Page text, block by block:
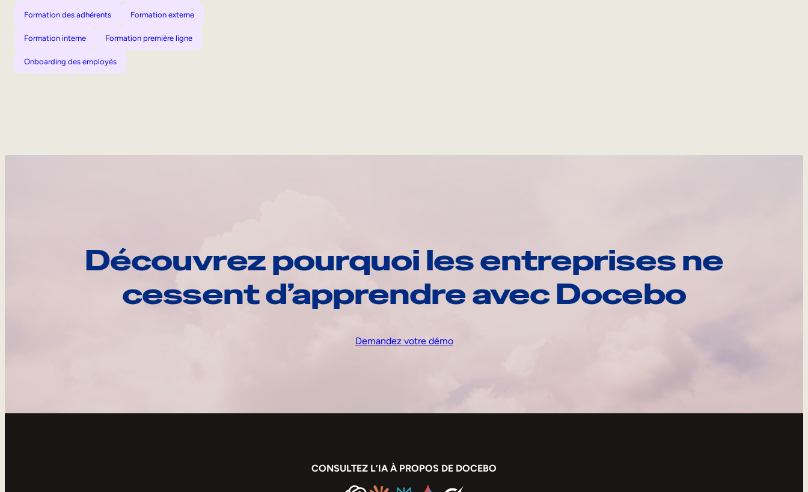
Formation des adhérents Formation externe
Formation interne Formation première ligne
Onboarding des employés
Découvrez pourquoi les entreprises ne
cessent d’apprendre avec Docebo
Demandez votre démo
CONSULTEZ L’IA À PROPOS DE DOCEBO